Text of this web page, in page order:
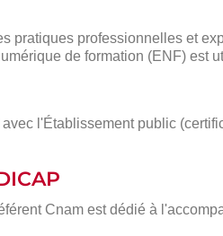
pratiques professionnelles et
de formation (ENF) est
l'Établissement public
Cnam est dédié à